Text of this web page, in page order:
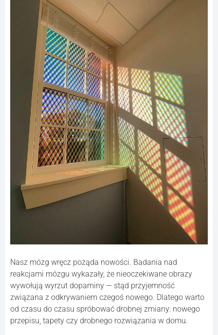
Nasz mózg wręcz pożąda nowości. Badania nad
reakcjami mózgu wykazały, że nieoczekiwane obrazy
wywołują wyrzut dopaminy — stąd przyjemność
związana z odkrywaniem czegoś nowego. Dlatego warto
od czasu do czasu spróbować drobnej zmiany: nowego
przepisu, tapety czy drobnego rozwiązania w domu.